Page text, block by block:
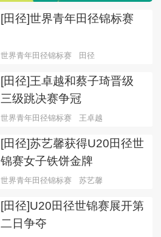
[田径]世界青年田径锦标赛
世界青年田径锦标赛 田径
[田径]王卓越和蔡子琦晋级
三级跳决赛争冠
世界青年田径锦标赛 王卓越
[田径]苏艺馨获得U20田径世
锦赛女子铁饼金牌
世界青年田径锦标赛 苏艺馨
[田径]U20田径世锦赛展开第
二日争夺